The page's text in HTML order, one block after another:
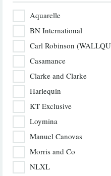
Aquarelle
BN International
Carl Robinson
Casamance
Clarke and Clarke
Harlequin
KT Exclusive
Loymina
Manuel Canovas
Morris and Co
NLXL